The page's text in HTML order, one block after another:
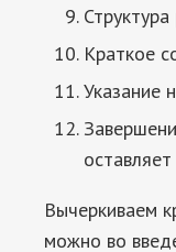
Краткое
Указание
Вычеркиваем
можно во